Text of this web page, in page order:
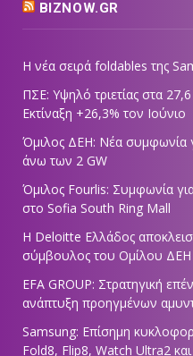
BIZNOW.GR
Η νέα σειρά foldables της
ΠΣΕ: Υψηλό τριετίας στα
Εκτίναξη +26,3% τον Ιούνιο
Όμιλος ΔΕΗ: Νέα συμφωνία
άνω των 2 GW
Όμιλος Fourlis: Συμφωνία
στο Sofia South Ring Mall
Η Deloitte Ελλάδος
σύμβουλος του Ομίλου ΔΕΗ
EFA GROUP: Στρατηγική
ανάπτυξη προηγμένων
Samsung: Επίσημη
Fold8, Flip8, Watch Ultra2